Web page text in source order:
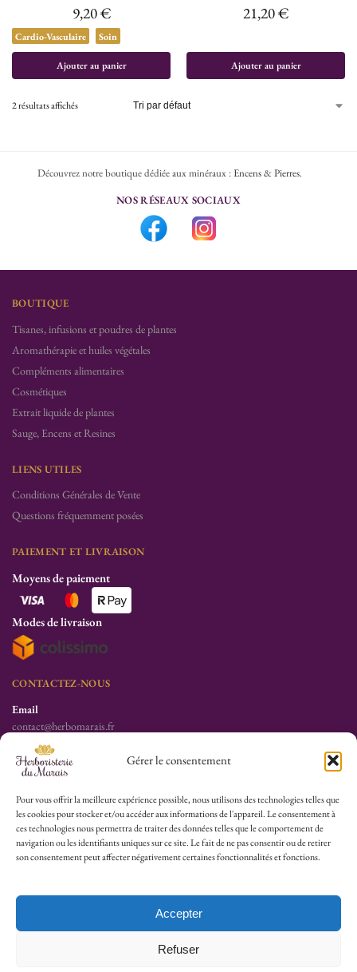
Gérer le consentement
Pour vous offrir la meilleure expérience possible, nous utilisons des technologies telles que
les cookies pour stocker et/ou accéder aux informations de l'appareil. Le consentement à
ces technologies nous permettra de traiter des données telles que le comportement de
navigation ou les identifiants uniques sur ce site. Le fait de ne pas consentir ou de retirer
son consentement peut affecter négativement certaines fonctionnalités et fonctions.
Accepter
Refuser
9,20€
Cardio-Vasculaire Soin
Ajouter au panier
21,20€
Ajouter au panier
2 résultats affichés
Découvrez notre boutique dédiée aux minéraux :Encens & Pierres.
NOS RÉSEAUX SOCIAUX
BOUTIQUE
Tisanes, infusions et poudres de plantes
Aromathérapie et huiles végétales
Compléments alimentaires
Cosmétiques
Extrait liquide de plantes
Sauge, Encens et Resines
LIENS UTILES
Conditions Générales de Vente
Questions fréquemment posées
PAIEMENT ET LIVRAISON
Moyens de paiement
Modes de livraison
CONTACTEZ-NOUS
Email
contact@herbomarais.fr
Téléphone
+33 6 78 19 34 25
S’adresser à l’herboristerie :
6 rue des Filles du Calvaire
75003 Paris
France
Lu-Sa : 10h30/13h30 – 14h30/19h30
Dim (Oct à Mai) : 12h/17h30